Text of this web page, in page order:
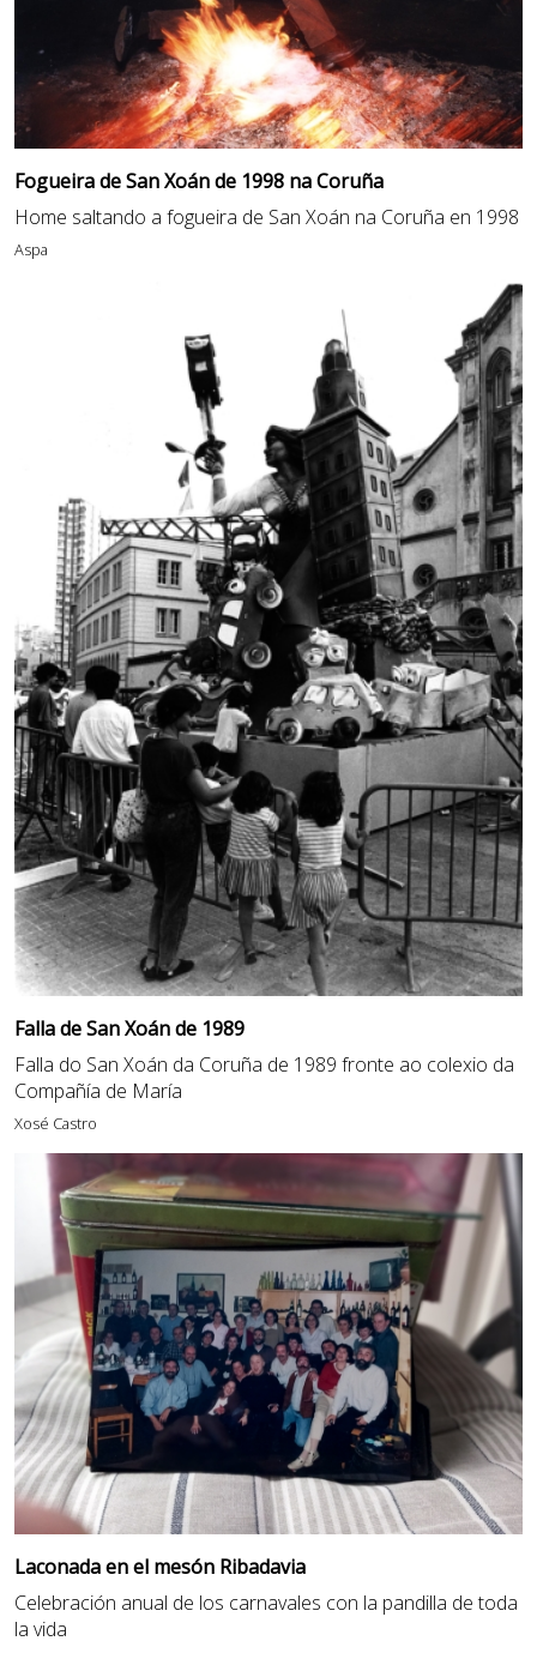
Fogueira de San Xoán de 1998 na Coruña
Home saltando a fogueira de San Xoán na Coruña en 1998
Aspa
Falla de San Xoán de 1989
Falla do San Xoán da Coruña de 1989 fronte ao colexio da
Compañía de María
Xosé Castro
Laconada en el mesón Ribadavia
Celebración anual de los carnavales con la pandilla de toda
la vida